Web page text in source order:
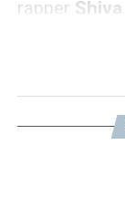
rapper Shiva